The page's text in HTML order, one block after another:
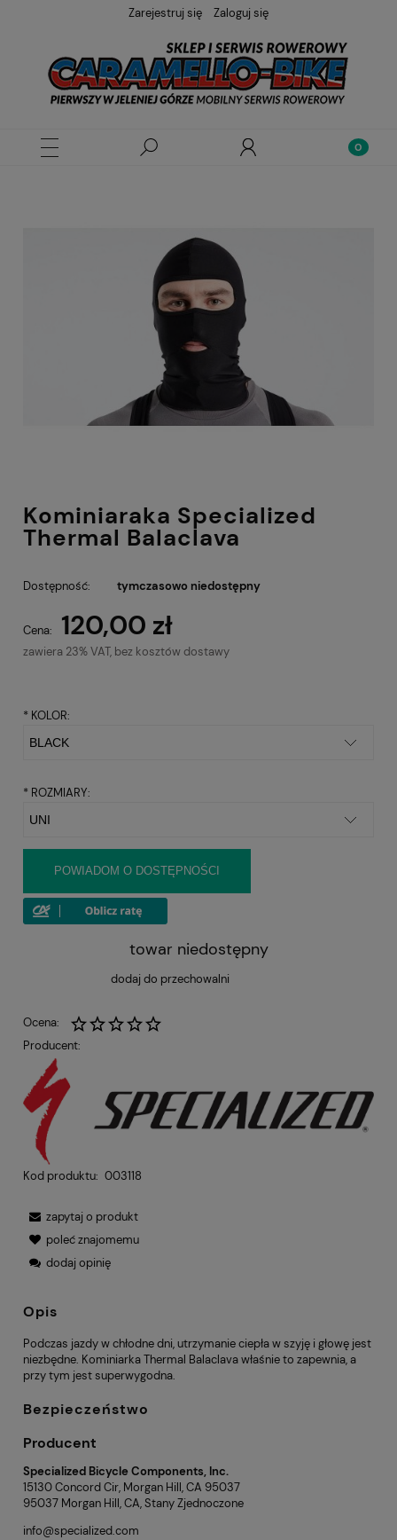
Zarejestruj się Zaloguj się
Kominiaraka Specialized
Thermal Balaclava
Dostępność: tymczasowo niedostępny
Cena: 120,00 zł
zawiera 23% VAT, bez kosztów dostawy
* KOLOR:
* ROZMIARY:
POWIADOM O DOSTĘPNOŚCI
towar niedostępny
dodaj do przechowalni
Ocena:
Producent:
Kod produktu: 003118
zapytaj o produkt
poleć znajomemu
dodaj opinię
Opis
Podczas jazdy w chłodne dni, utrzymanie ciepła w szyję i głowę jest
niezbędne. Kominiarka Thermal Balaclava właśnie to zapewnia, a
przy tym jest superwygodna.
Bezpieczeństwo
Producent
Specialized Bicycle Components, Inc.
15130 Concord Cir, Morgan Hill, CA 95037
95037 Morgan Hill, CA, Stany Zjednoczone
info@specialized.com